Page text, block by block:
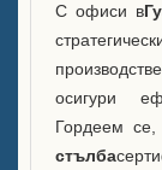
Свържете се с
С офиси в
осигури
Гордеем
стълба